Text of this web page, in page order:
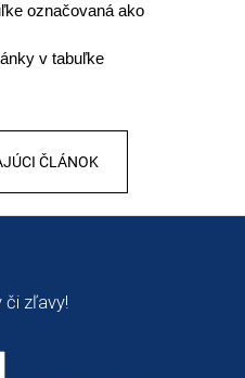
označovaná ako
v tabuľke
ČLÁNOK
či zľavy!